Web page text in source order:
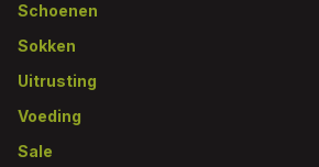
Schoenen
Sokken
Uitrusting
Voeding
Sale